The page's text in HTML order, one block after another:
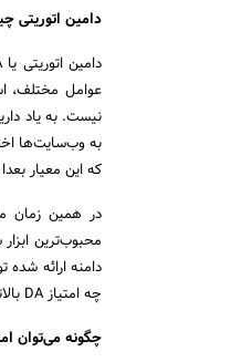
دامین اتوریتی
عوامل مختلف،
به وب‌سایت‌ها
که این معیار
در همین زمان
محبوب‌ترین
چه امتیاز DA بالاتر باشد، کیفیت بهتر وب‌سایت خواهد بود.
چگونه می‌توان